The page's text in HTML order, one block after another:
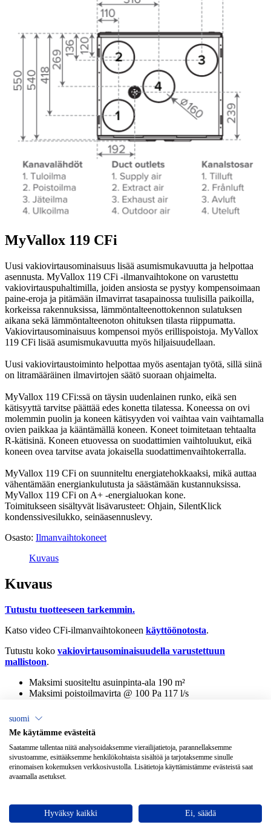
MyVallox 119 CFi
Uusi vakiovirtausominaisuus lisää asumismukavuutta ja helpottaa
asennusta. MyVallox 119 CFi -ilmanvaihtokone on varustettu
vakiovirtauspuhaltimilla, joiden ansiosta se pystyy kompensoimaan
paine-eroja ja pitämään iImavirrat tasapainossa tuulisilla paikoilla,
korkeissa rakennuksissa, lämmöntalteenottokennon sulatuksen
aikana sekä lämmöntalteenoton ohituksen tilasta riippumatta.
Vakiovirtausominaisuus kompensoi myös erillispoistoja. MyVallox
119 CFi lisää asumismukavuutta myös hiljaisuudellaan.
Uusi vakiovirtaustoiminto helpottaa myös asentajan työtä, sillä siinä
on litramääräinen ilmavirtojen säätö suoraan ohjaimelta.
MyVallox 119 CFi:ssä on täysin uudenlainen runko, eikä sen
kätisyyttä tarvitse päättää edes konetta tilatessa. Koneessa on ovi
molemmin puolin ja koneen kätisyyden voi vaihtaa vain vaihtamalla
ovien paikkaa ja kääntämällä koneen. Koneet toimitetaan tehtaalta
R-kätisinä. Koneen etuovessa on suodattimien vaihtoluukut, eikä
koneen ovea tarvitse avata jokaisella suodattimenvaihtokerralla.
MyVallox 119 CFi on suunniteltu energiatehokkaaksi, mikä auttaa
vähentämään energiankulutusta ja säästämään kustannuksissa.
MyVallox 119 CFi on A+ -energialuokan kone.
Toimitukseen sisältyvät lisävarusteet: Ohjain, SilentKlick
kondenssivesilukko, seinäasennuslevy.
Osasto: Ilmanvaihtokoneet
Kuvaus
Kuvaus
Tutustu tuotteeseen tarkemmin.
Katso video CFi-ilmanvaihtokoneen käyttöönotosta.
Tutustu koko vakiovirtausominaisuudella varustettuun
mallistoon.
Maksimi suositeltu asuinpinta-ala 190 m²
Maksimi poistoilmavirta @ 100 Pa 117 l/s
Soveltuu seuraaviin käyttökohteisiin
Pientalot
Tekniset tiedot
UKK
Ladattavat tiedostot
Suunnitteluapu
suomi
Me käytämme evästeitä
Saatamme tallentaa niitä analysoidaksemme vierailijatietoja, parannellaksemme
sivustoamme, esittääksemme henkilökohtaista sisältöä ja tarjotaksemme sinulle
erinomaisen kokemuksen verkkosivustolla. Lisätietoja käyttämistämme evästeistä saat
avaamalla asetukset.
Hyväksy kaikki Ei, säädä
Chat
Avaa chat